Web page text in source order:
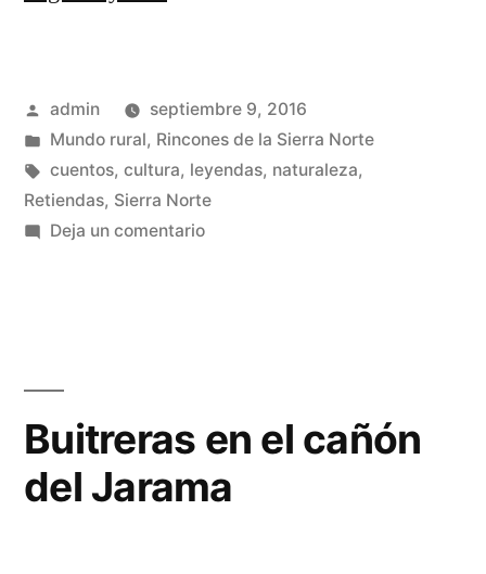
Retiendas»
Publicado
por
admin
septiembre 9, 2016
Publicado
en
Mundo rural, Rincones de la Sierra Norte
Etiquetas:
cuentos, cultura, leyendas, naturaleza,
Retiendas, Sierra Norte
Deja un comentarioen
Buitreras en el cañón
del Jarama